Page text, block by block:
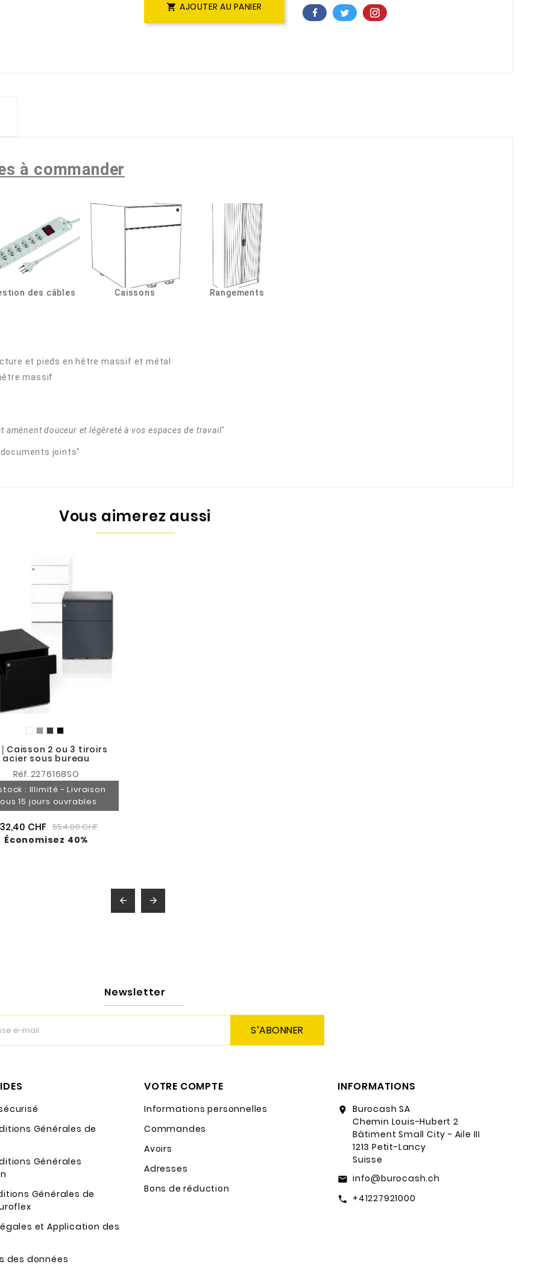
 AJOUTER AU PANIER
à commander
des câbles Caissons Rangements
et pieds en hêtre massif et métal
massif
amènent douceur et légèreté à vos espaces de travail"
joints"
Vous aimerez aussi
2 ou 3 tiroirs
acier sous bureau
Réf. 2276168SO
: Illimité - Livraison
15 jours ouvrables
CHF 554,00 CHF
Économisez 40%
 
Newsletter
S’ABONNER
Générales de
Générales
Générales de
et Application des
des données
VOTRE COMPTE
Informations personnelles
Commandes
Avoirs
Adresses
Bons de réduction
INFORMATIONS
location_on
Burocash SA
Chemin Louis-Hubert 2
Bâtiment Small City - Aile III
1213 Petit-Lancy
Suisse
email info@burocash.ch
call +41227921000